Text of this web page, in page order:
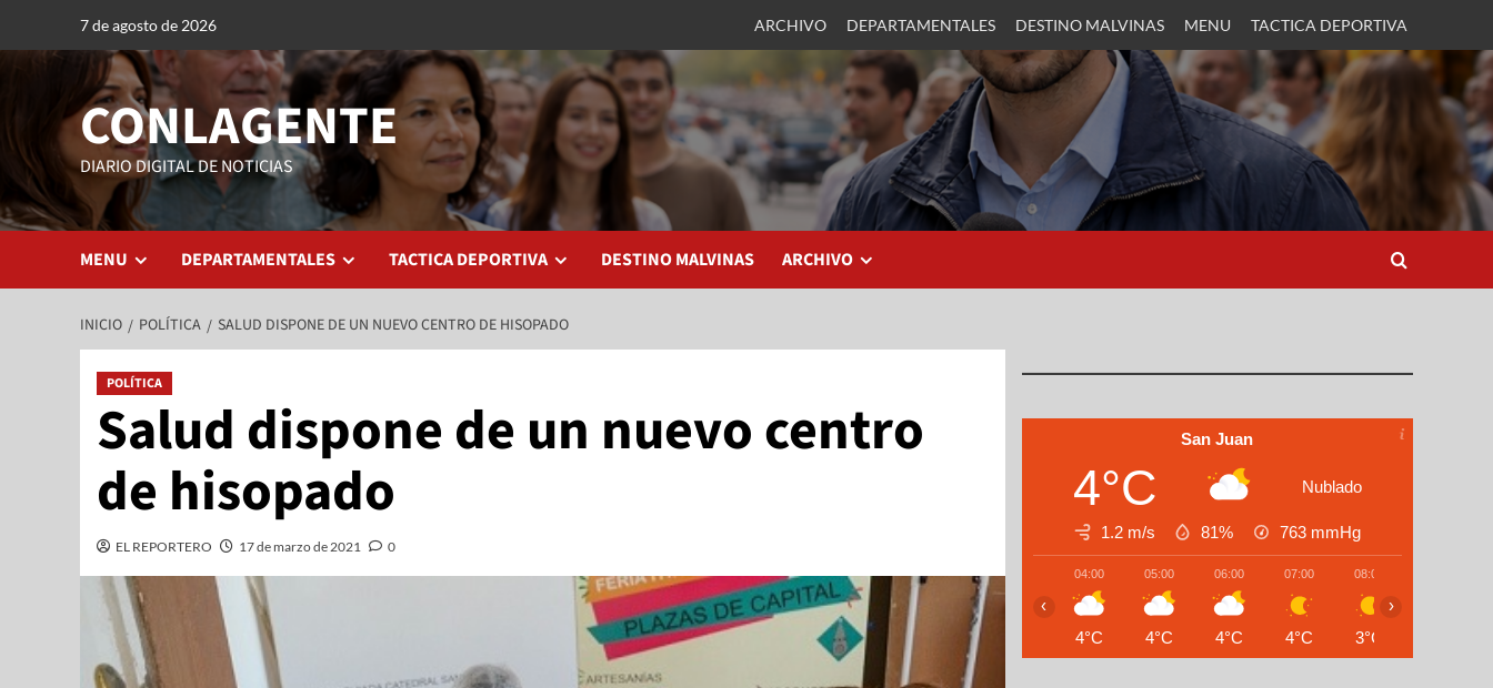
7 de agosto de 2026 ARCHIVO DEPARTAMENTALES DESTINO MALVINAS MENU TACTICA DEPORTIVA
CONLAGENTE
DIARIO DIGITAL DE NOTICIAS
MENU DEPARTAMENTALES TACTICA DEPORTIVA DESTINO MALVINAS ARCHIVO
INICIO POLÍTICA SALUD DISPONE DE UN NUEVO CENTRO DE HISOPADO
POLÍTICA
Salud dispone de un nuevo centro
de hisopado
EL REPORTERO 17 de marzo de 2021 0
San Juan
4°C Nublado
1.2 m/s 81% 763 mmHg
04:00
4°C
05:00
4°C
06:00
4°C
07:00
4°C
08:00
3°C
‹ ›